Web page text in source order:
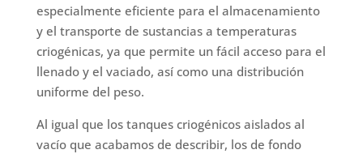
especialmente eficiente para el almacenamiento
y el transporte de sustancias a temperaturas
criogénicas, ya que permite un fácil acceso para el
llenado y el vaciado, así como una distribución
uniforme del peso.
Al igual que los tanques criogénicos aislados al
vacío que acabamos de describir, los de fondo